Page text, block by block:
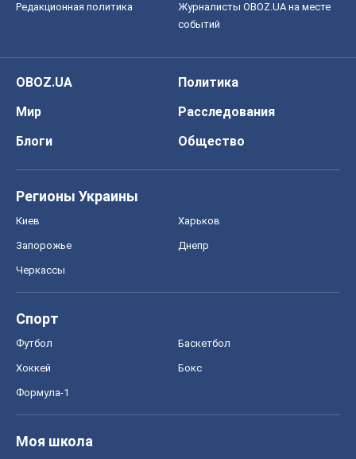
Редакционная политика
Журналисты OBOZ.UA на месте
событий
OBOZ.UA
Политика
Мир
Расследования
Блоги
Общество
Регионы Украины
Киев Харьков
Запорожье Днепр
Черкассы
Спорт
Футбол Баскетбол
Хоккей Бокс
Формула-1
Моя школа